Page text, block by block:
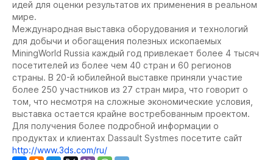
идей для оценки результатов их применения в реальном
мире.
Международная выставка оборудования и технологий
для добычи и обогащения полезных ископаемых
MiningWorld Russia каждый год привлекает более 4 тысяч
посетителей из более чем 40 стран и 60 регионов
страны. В 20-й юбилейной выставке приняли участие
более 250 участников из 27 стран мира, что говорит о
том, что несмотря на сложные экономические условия,
выставка остается крайне востребованным проектом.
Для получения более подробной информации о
продуктах и клиентах Dassault Systmes посетите сайт
http://www.3ds.com/ru/